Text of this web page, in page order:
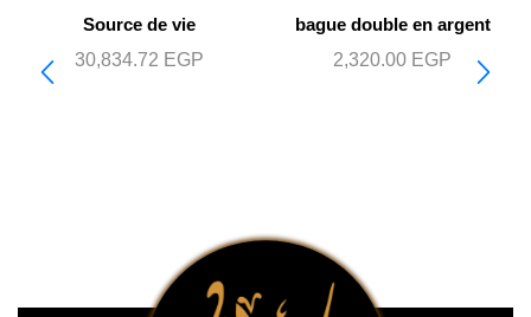
Source de vie
30,834.72 EGP
bague double en argent
2,320.00 EGP